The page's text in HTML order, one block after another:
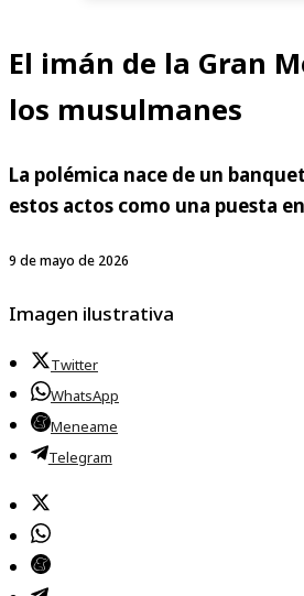
El imán de la Gran
los musulmanes
La polémica nace de un
estos actos como una puesta
9 de mayo de 2026
Imagen ilustrativa
Twitter
WhatsApp
Meneame
Telegram